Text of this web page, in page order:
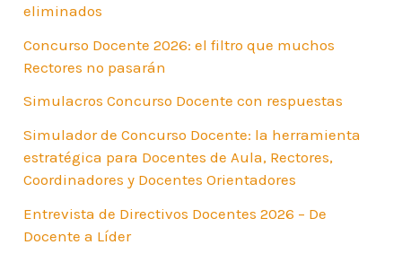
eliminados
Concurso Docente 2026: el filtro que muchos
Rectores no pasarán
Simulacros Concurso Docente con respuestas
Simulador de Concurso Docente: la herramienta
estratégica para Docentes de Aula, Rectores,
Coordinadores y Docentes Orientadores
Entrevista de Directivos Docentes 2026 – De
Docente a Líder